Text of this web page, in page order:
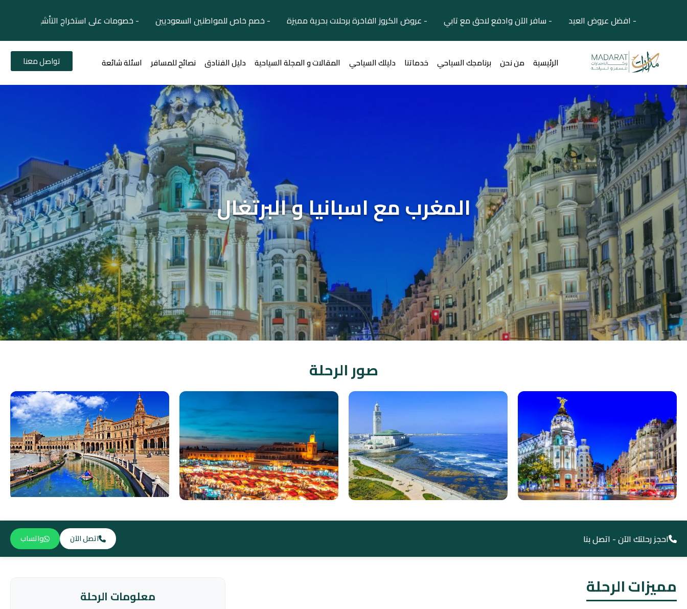
- افضل عروض العيد - سافر الآن وادفع لاحق مع تابي - عروض الكروز الفاخرة برحلات بحرية مميزة - خصم خاص للمواطنين السعوديين - خصومات على استخراج التأشيرات
الرئيسية من نحن برنامجك السياحي خدماتنا دليلك السياحي المقالات و المجلة السياحية دليل الفنادق نصائح للمسافر اسئلة شائعة تواصل معنا
المغرب مع اسبانيا و البرتغال
صور الرحلة
احجز رحلتك الآن - اتصل بنا اتصل الآن واتساب
مميزات الرحلة معلومات الرحلة